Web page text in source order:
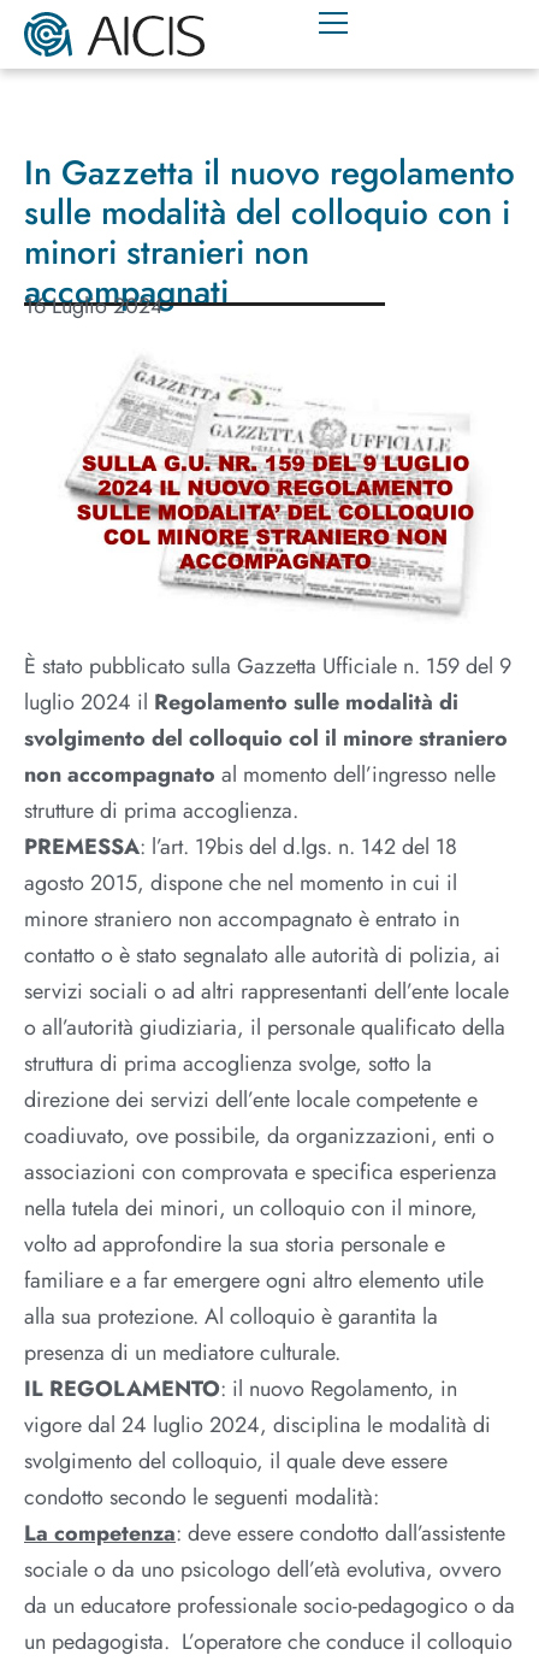
In Gazzetta il nuovo regolamento
sulle modalità del colloquio con i
minori stranieri non
accompagnati
16 Luglio 2024
È stato pubblicato sulla Gazzetta Ufficiale n. 159 del 9
luglio 2024 il Regolamento sulle modalità di
svolgimento del colloquio col il minore straniero
non accompagnato al momento dell’ingresso nelle
strutture di prima accoglienza.
PREMESSA: l’art. 19bis del d.lgs. n. 142 del 18
agosto 2015, dispone che nel momento in cui il
minore straniero non accompagnato è entrato in
contatto o è stato segnalato alle autorità di polizia, ai
servizi sociali o ad altri rappresentanti dell’ente locale
o all’autorità giudiziaria, il personale qualificato della
struttura di prima accoglienza svolge, sotto la
direzione dei servizi dell’ente locale competente e
coadiuvato, ove possibile, da organizzazioni, enti o
associazioni con comprovata e specifica esperienza
nella tutela dei minori, un colloquio con il minore,
volto ad approfondire la sua storia personale e
familiare e a far emergere ogni altro elemento utile
alla sua protezione. Al colloquio è garantita la
presenza di un mediatore culturale.
IL REGOLAMENTO: il nuovo Regolamento, in
vigore dal 24 luglio 2024, disciplina le modalità di
svolgimento del colloquio, il quale deve essere
condotto secondo le seguenti modalità:
La competenza: deve essere condotto dall’assistente
sociale o da uno psicologo dell’età evolutiva, ovvero
da un educatore professionale socio-pedagogico o da
un pedagogista. L’operatore che conduce il colloquio